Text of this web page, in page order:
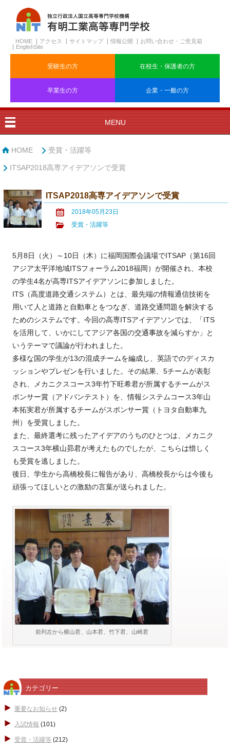
HOME アクセス サイトマップ 情報公開
お問い合わせ・ご意見箱
EnglishSite
受験生の方 在校生・保護者の方
卒業生の方 企業・一般の方
MENU
HOME 受賞・活躍等
ITSAP2018高専アイデアソンで受賞
ITSAP2018高専アイデアソンで受賞
2018年05月23日
受賞・活躍等
5月8日（火）～10日（木）に福岡国際会議場でITSAP（第16回
アジア太平洋地域ITSフォーラム2018福岡）が開催され、本校
の学生4名が高専ITSアイデアソンに参加しました。
ITS（高度道路交通システム）とは、最先端の情報通信技術を
用いて人と道路と自動車とをつなぎ、道路交通問題を解決する
ためのシステムです。今回の高専ITSアイデアソンでは、「ITS
を活用して、いかにしてアジア各国の交通事故を減らすか」と
いうテーマで議論が行われました。
多様な国の学生が13の混成チームを編成し、英語でのディスカ
ッションやプレゼンを行いました。その結果、5チームが表彰
され、メカニクスコース3年竹下旺希君が所属するチームがス
ポンサー賞（アドバンテスト）を、情報システムコース3年山
本拓実君が所属するチームがスポンサー賞（トヨタ自動車九
州）を受賞しました。
また、最終選考に残ったアイデアのうちのひとつは、メカニク
スコース3年横山昴君が考えたものでしたが、こちらは惜しく
も受賞を逃しました。
後日、学生から高橋校長に報告があり、高橋校長からは今後も
頑張ってほしいとの激励の言葉が送られました。
前列左から横山君、山本君、竹下君、山崎君
カテゴリー
重要なお知らせ (2)
入試情報 (101)
受賞・活躍等 (212)